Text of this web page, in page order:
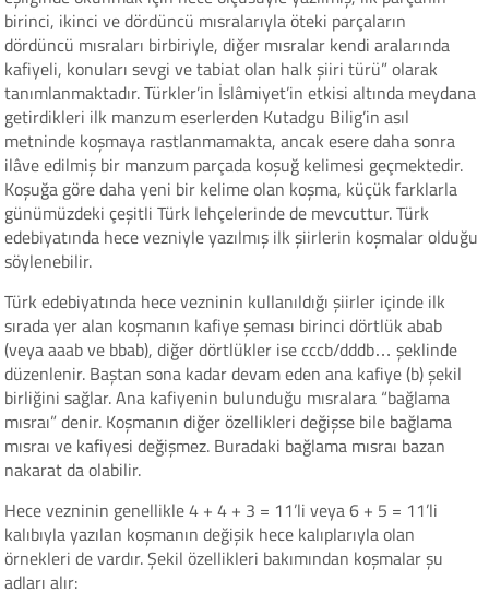
birinci, ikinci ve dördüncü mısralarıyla öteki parçaların
dördüncü mısraları birbiriyle, diğer mısralar kendi aralarında
kafiyeli, konuları sevgi ve tabiat olan halk şiiri türü” olarak
tanımlanmaktadır. Türkler’in İslâmiyet’in etkisi altında meydana
getirdikleri ilk manzum eserlerden Kutadgu Bilig’in asıl
metninde koşmaya rastlanmamakta, ancak esere daha sonra
ilâve edilmiş bir manzum parçada koşuğ kelimesi geçmektedir.
Koşuğa göre daha yeni bir kelime olan koşma, küçük farklarla
günümüzdeki çeşitli Türk lehçelerinde de mevcuttur. Türk
edebiyatında hece vezniyle yazılmış ilk şiirlerin koşmalar olduğu
söylenebilir.
Türk edebiyatında hece vezninin kullanıldığı şiirler içinde ilk
sırada yer alan koşmanın kafiye şeması birinci dörtlük abab
(veya aaab ve bbab), diğer dörtlükler ise cccb/dddb… şeklinde
düzenlenir. Baştan sona kadar devam eden ana kafiye (b) şekil
birliğini sağlar. Ana kafiyenin bulunduğu mısralara “bağlama
mısraı” denir. Koşmanın diğer özellikleri değişse bile bağlama
mısraı ve kafiyesi değişmez. Buradaki bağlama mısraı bazan
nakarat da olabilir.
Hece vezninin genellikle 4 + 4 + 3 = 11’li veya 6 + 5 = 11’li
kalıbıyla yazılan koşmanın değişik hece kalıplarıyla olan
örnekleri de vardır. Şekil özellikleri bakımından koşmalar şu
adları alır: